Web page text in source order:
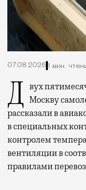
07.08.2026 1 мин.
Двух пятимесячных детенышей доставили в Москву
рассказали в
в специальных
контролем
вентиляции в
правилами